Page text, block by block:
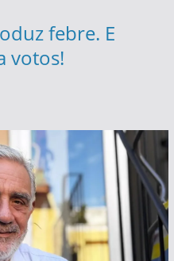
febre. E
votos!